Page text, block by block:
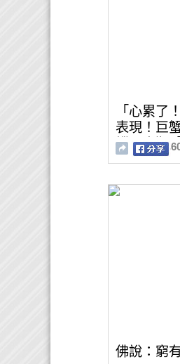
「心累了
表現！巨
縱，摩羯
佛說：窮